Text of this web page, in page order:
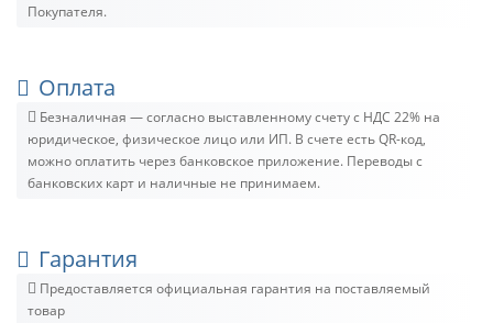
Покупателя.
Оплата
Безналичная — согласно выставленному счету c НДС 22% на
юридическое, физическое лицо или ИП. В счете есть QR-код,
можно оплатить через банковское приложение. Переводы с
банковских карт и наличные не принимаем.
Гарантия
Предоставляется официальная гарантия на поставляемый
товар